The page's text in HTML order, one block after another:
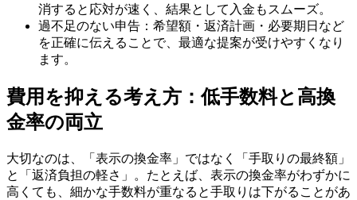
消すると応対が速く、結果として入金もスムーズ。
過不足のない申告：希望額・返済計画・必要期日など
を正確に伝えることで、最適な提案が受けやすくなり
ます。
費用を抑える考え方：低手数料と高換
金率の両立
大切なのは、「表示の換金率」ではなく「手取りの最終額」
と「返済負担の軽さ」。たとえば、表示の換金率がわずかに
高くても、細かな手数料が重なると手取りは下がることがあ